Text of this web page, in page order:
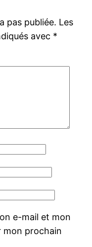
pas publiée. Les
avec *
e-mail et mon
mon prochain